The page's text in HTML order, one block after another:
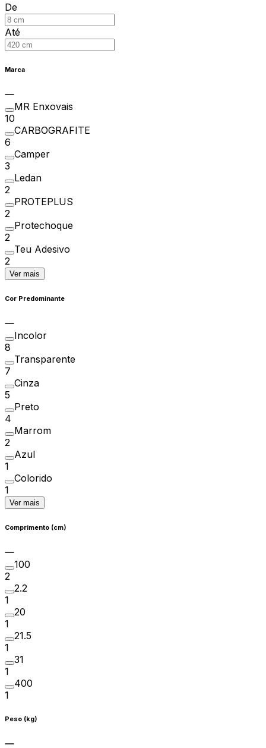
De
Até
Marca
MR Enxovais
10
CARBOGRAFITE
6
Camper
3
Ledan
2
PROTEPLUS
2
Protechoque
2
Teu Adesivo
2
Ver mais
Cor Predominante
Incolor
8
Transparente
7
Cinza
5
Preto
4
Marrom
2
Azul
1
Colorido
1
Ver mais
Comprimento (cm)
100
2
2.2
1
20
1
21.5
1
31
1
400
1
Peso (kg)